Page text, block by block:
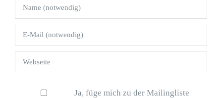
Ja, füge mich zu der Mailingliste